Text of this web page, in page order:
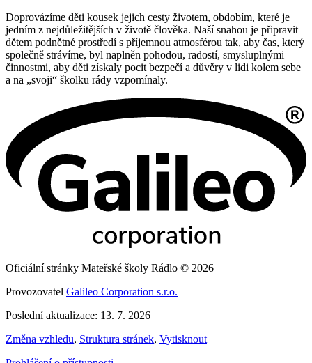
Doprovázíme děti kousek jejich cesty životem, obdobím, které je
jedním z nejdůležitějších v životě člověka. Naší snahou je připravit
dětem podnětné prostředí s příjemnou atmosférou tak, aby čas, který
společně strávíme, byl naplněn pohodou, radostí, smysluplnými
činnostmi, aby děti získaly pocit bezpečí a důvěry v lidi kolem sebe
a na „svoji“ školku rády vzpomínaly.
Oficiální stránky Mateřské školy Rádlo © 2026
Provozovatel Galileo Corporation s.r.o.
Poslední aktualizace: 13. 7. 2026
Změna vzhledu, Struktura stránek, Vytisknout